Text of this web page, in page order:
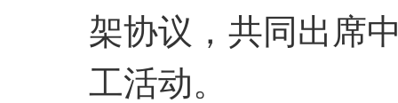
架协议，共同出席
工活动。